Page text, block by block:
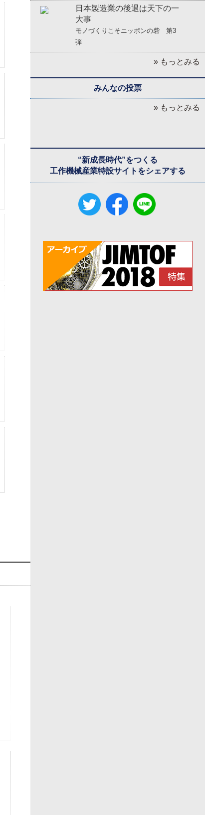
日本製造業の後退は天下の一
大事
モノづくりこそニッポンの砦 第3
弾
» もっとみる
みんなの投票
» もっとみる
“新成長時代”をつくる
工作機械産業特設サイトをシェアする